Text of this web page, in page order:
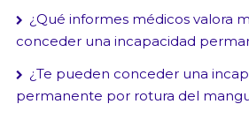
¿Qué informes médicos valora
conceder una incapacidad
¿Te pueden conceder una
permanente por rotura del